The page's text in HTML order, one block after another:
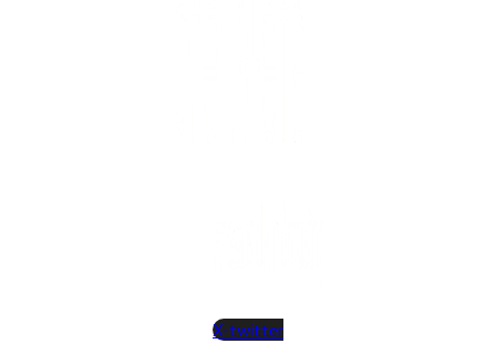
X-twitter